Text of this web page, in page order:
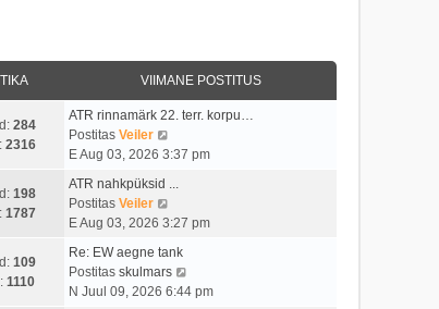
VIIMANE POSTITUS
284
2316
ATR rinnamärk 22. terr. korpu…
Postitas Veiler
a
t
v
i
i
m
E Aug 03, 2026 3:37 pm
198
1787
ATR nahkpüksid ...
Postitas Veiler
a
t
a
v
E Aug 03, 2026 3:27 pm
109
1110
Re: EW aegne tank
Postitas skulmars
a
N Juul 09, 2026 6:44 pm